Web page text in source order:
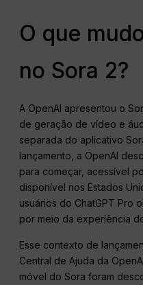
O que
no Sora 2?
A OpenAI apresentou o
de geração de vídeo e
separada do aplicativo
lançamento, a OpenAI
para começar, acessível
disponível nos Estados
usuários do ChatGPT Pro
por meio da experiência
Esse contexto de
Central de Ajuda da
móvel do Sora foram